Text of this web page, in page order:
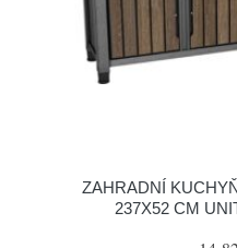
ZAHRADNÍ
237X52 CM